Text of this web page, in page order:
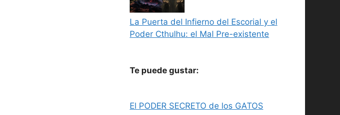
La Puerta del Infierno del Escorial y el
Poder Cthulhu: el Mal Pre-existente
Te puede gustar:
El PODER SECRETO de los GATOS